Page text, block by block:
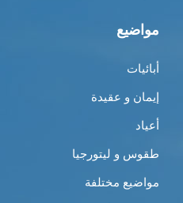
مواضيع
أبائيات
إيمان و عقيدة
أعياد
طقوس و ليتورجيا
مواضيع مختلفة